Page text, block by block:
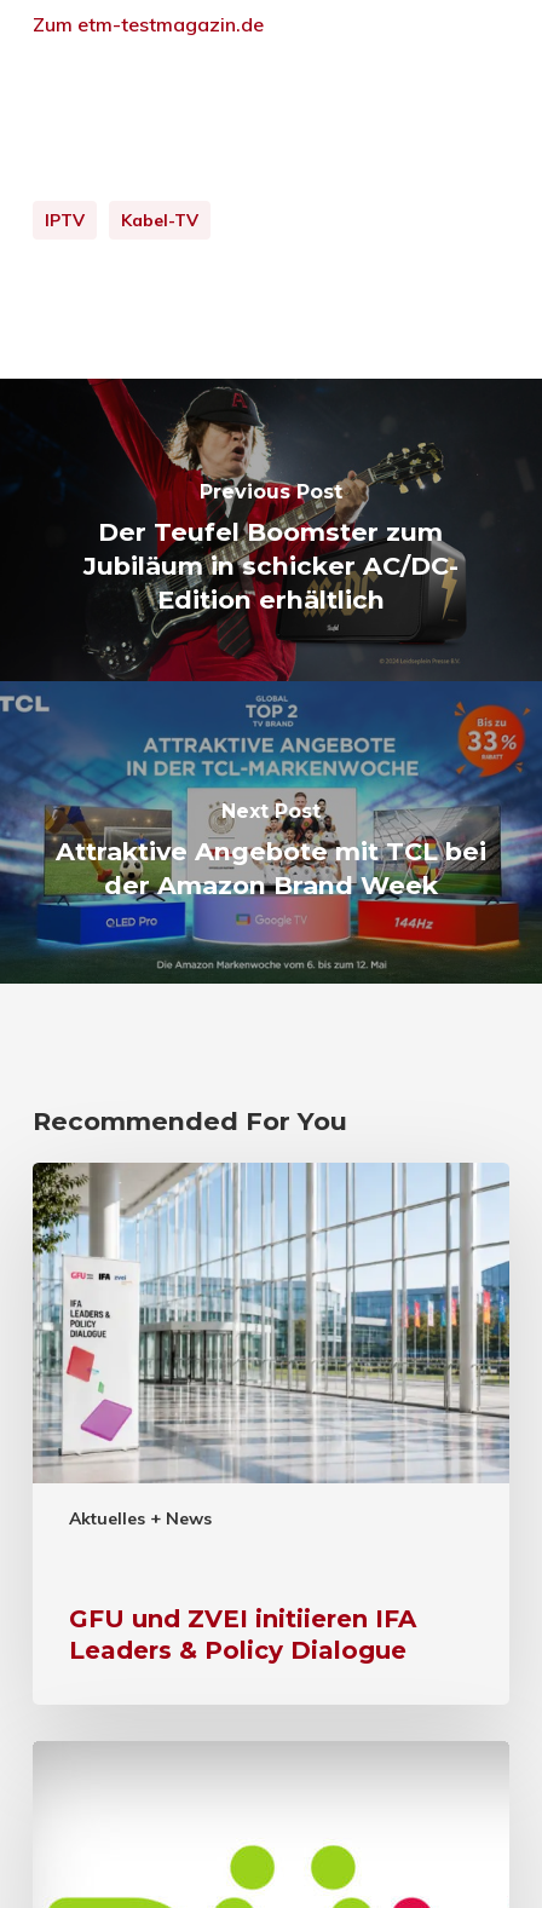
Zum etm-testmagazin.de
IPTV Kabel-TV
Previous Post
Der Teufel Boomster zum
Jubiläum in schicker AC/DC-
Edition erhältlich
Next Post
Attraktive Angebote mit TCL bei
der Amazon Brand Week
Recommended For You
Aktuelles + News
GFU und ZVEI initiieren IFA
Leaders & Policy Dialogue